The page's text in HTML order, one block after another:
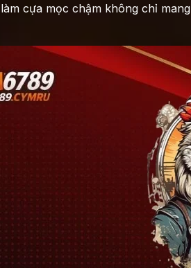
cựa mọc chậm không chỉ